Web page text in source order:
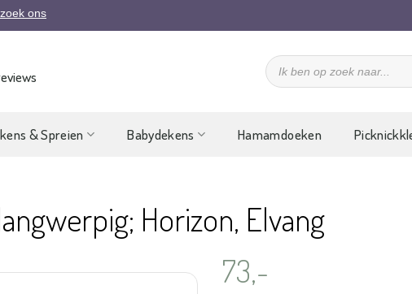
ons
Producten
zoeken
& Spreien Babydekens Hamamdoeken
Horizon, Elvang
73,-